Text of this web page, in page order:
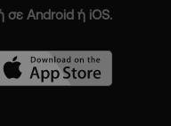
σε Android ή iOS.